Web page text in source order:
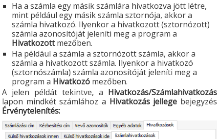
Ha a számla egy másik számlára hivatkozva jött létre,
mint például egy másik számla sztornója, akkor a
számla hivatkozó. Ilyenkor a hivatkozott (sztornózott)
számla azonosítóját jeleníti meg a program a
Hivatkozottmezőben.
Ha például a számla a sztornózott számla, akkor a
számla a hivatkozott számla. Ilyenkor a hivatkozó
(sztornószámla) számla azonosítóját jeleníti meg a
program a Hivatkozó mezőben.
A jelen példát tekintve, a Hivatkozás/Számlahivatkozás
lapon mindkét számlához a Hivatkozás jellege bejegyzés
Érvénytelenítés: